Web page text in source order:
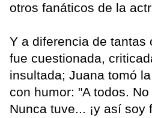
otros fanáticos de la
Y a diferencia de tantas
fue cuestionada,
insultada; Juana tomó
con humor: "A todos.
Nunca tuve... ¡y así soy